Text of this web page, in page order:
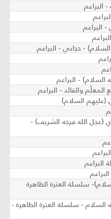
البراعم
البراعم
- حجابي - البراعم
السلام) - البراعم
والقائد - البراعم
المهدي (عجل الله فرجه الشريف) -
سلسلة العترة الطاهرة
السلام - سلسلة العترة الطاهرة -